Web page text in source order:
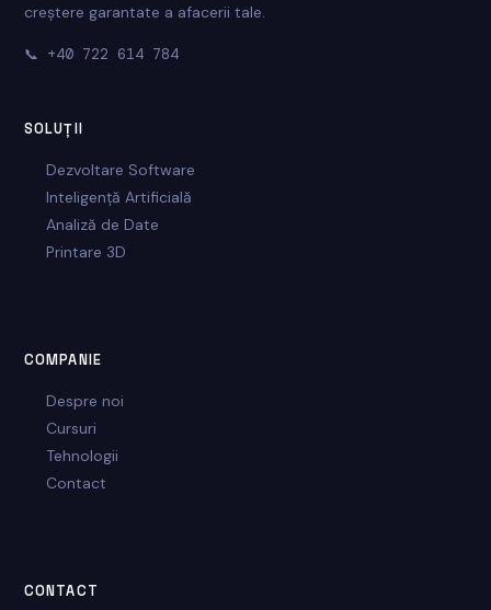
creștere garantate a afacerii tale.
📞 +40 722 614 784
SOLUȚII
Dezvoltare Software
Inteligență Artificială
Analiză de Date
Printare 3D
COMPANIE
Despre noi
Cursuri
Tehnologii
Contact
CONTACT